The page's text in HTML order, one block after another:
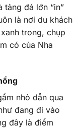
tảng đá lớn “in”
là nơi du khách
trong, chụp
có của Nha
nhỏ dẫn qua
đang đi vào
đây là điểm